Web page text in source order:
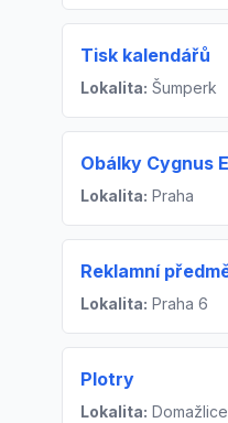
Tisk kalendářů
Lokalita: Šumperk
Obálky Cygnus
Lokalita: Praha
Reklamní
Lokalita: Praha 6
Plotry
Lokalita: Domažlice